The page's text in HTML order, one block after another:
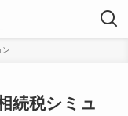
ン
続税シミュ